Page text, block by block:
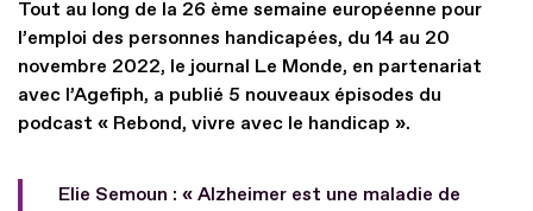
Tout au long de la 26 ème semaine européenne pour
l’emploi des personnes handicapées, du 14 au 20
novembre 2022, le journal Le Monde, en partenariat
avec l’Agefiph, a publié 5 nouveaux épisodes du
podcast « Rebond, vivre avec le handicap ».
Elie Semoun : « Alzheimer est une maladie de